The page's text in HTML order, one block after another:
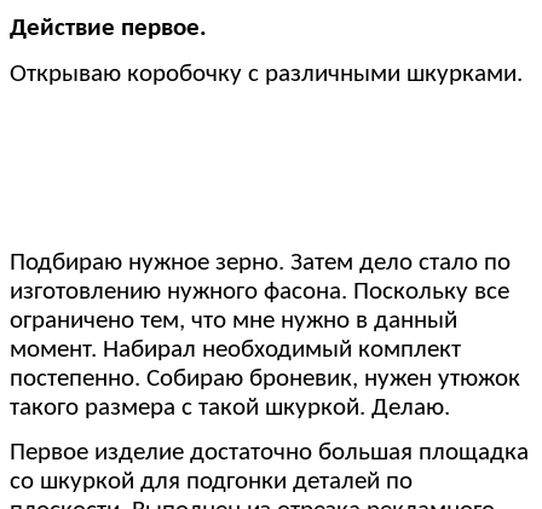
Действие первое.
Открываю коробочку с различными шкурками.
Подбираю нужное зерно. Затем дело стало по
изготовлению нужного фасона. Поскольку все
ограничено тем, что мне нужно в данный
момент. Набирал необходимый комплект
постепенно. Собираю броневик, нужен утюжок
такого размера с такой шкуркой. Делаю.
Первое изделие достаточно большая площадка
со шкуркой для подгонки деталей по